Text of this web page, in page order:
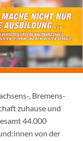
, Bremens-
zuhause und
44.000
von der